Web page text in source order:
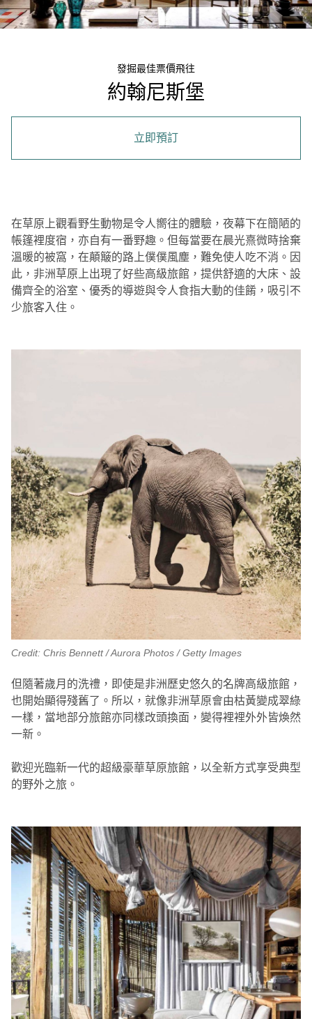
發掘最佳票價飛往
約翰尼斯堡
立即預訂
在草原上觀看野生動物是令人嚮往的體驗，夜幕下在簡陋的
帳篷裡度宿，亦自有一番野趣。但每當要在晨光熹微時捨棄
溫暖的被窩，在顛簸的路上僕僕風塵，難免使人吃不消。因
此，非洲草原上出現了好些高級旅館，提供舒適的大床、設
備齊全的浴室、優秀的導遊與令人食指大動的佳餚，吸引不
少旅客入住。
Credit: Chris Bennett / Aurora Photos / Getty Images
但隨著歲月的洗禮，即使是非洲歷史悠久的名牌高級旅館，
也開始顯得殘舊了。所以，就像非洲草原會由枯黃變成翠綠
一樣，當地部分旅館亦同樣改頭換面，變得裡裡外外皆煥然
一新。
歡迎光臨新一代的超級豪華草原旅館，以全新方式享受典型
的野外之旅。